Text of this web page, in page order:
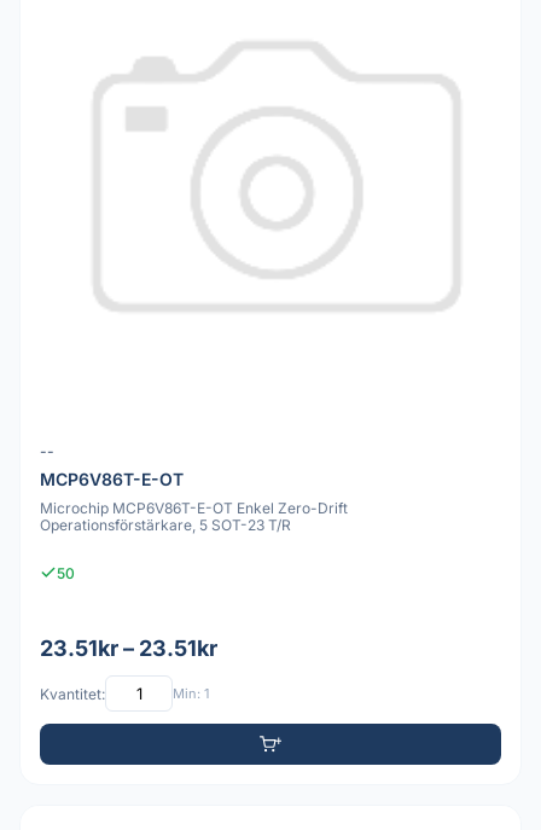
--
MCP6V86T-E-OT
Microchip MCP6V86T-E-OT Enkel Zero-Drift
Operationsförstärkare, 5 SOT-23 T/R
50
23.51kr – 23.51kr
Kvantitet: Min: 1